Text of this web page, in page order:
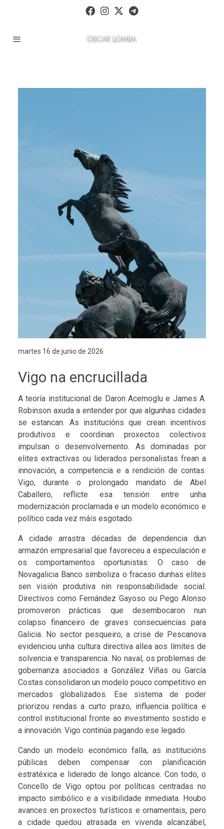
martes 16 de junio de 2026
Vigo na encrucillada
A teoría institucional de Daron Acemoglu e James A.
Robinson axuda a entender por que algunhas cidades
se estancan. As institucións que crean incentivos
produtivos e coordinan proxectos colectivos
impulsan o desenvolvemento. As dominadas por
elites extractivas ou liderados personalistas frean a
innovación, a competencia e a rendición de contas.
Vigo, durante o prolongado mandato de Abel
Caballero, reflicte esa tensión entre unha
modernización proclamada e un modelo económico e
político cada vez máis esgotado.
A cidade arrastra décadas de dependencia dun
armazón empresarial que favoreceu a especulación e
os comportamentos oportunistas. O caso de
Novagalicia Banco simboliza o fracaso dunhas elites
sen visión produtiva nin responsabilidade social.
Directivos como Fernández Gayoso ou Pego Alonso
promoveron prácticas que desembocaron nun
colapso financeiro de graves consecuencias para
Galicia. No sector pesqueiro, a crise de Pescanova
evidenciou unha cultura directiva allea aos límites de
solvencia e transparencia. No naval, os problemas de
gobernanza asociados a González Viñas ou García
Costas consolidaron un modelo pouco competitivo en
mercados globalizados. Ese sistema de poder
priorizou rendas a curto prazo, influencia política e
control institucional fronte ao investimento sostido e
a innovación. Vigo continúa pagando ese legado.
Cando un modelo económico falla, as institucións
públicas deben compensar con planificación
estratéxica e liderado de longo alcance. Con todo, o
Concello de Vigo optou por políticas centradas no
impacto simbólico e a visibilidade inmediata. Houbo
avances en proxectos turísticos e ornamentais, pero
a cidade quedou atrasada en vivenda alcanzábel,